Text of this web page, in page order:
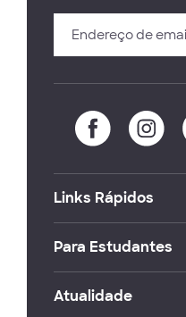
Links Rápidos
Para Estudantes
Atualidade